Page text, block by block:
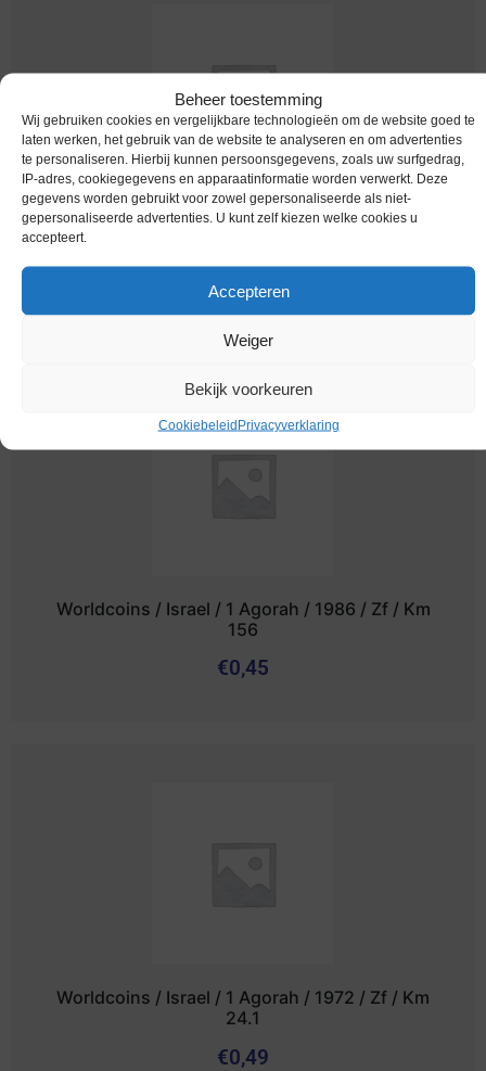
Beheer toestemming
Wij gebruiken cookies en vergelijkbare technologieën om de website goed te
laten werken, het gebruik van de website te analyseren en om advertenties
te personaliseren. Hierbij kunnen persoonsgegevens, zoals uw surfgedrag,
IP-adres, cookiegegevens en apparaatinformatie worden verwerkt. Deze
gegevens worden gebruikt voor zowel gepersonaliseerde als niet-
gepersonaliseerde advertenties. U kunt zelf kiezen welke cookies u
accepteert.
Accepteren
Weiger
Bekijk voorkeuren
CookiebeleidPrivacyverklaring
Worldcoins / Israel / 1 Agorah / 1978 / Zf / Km
Worldcoins / Israel / 1 Agorah / 1986 / Zf / Km
156
€0,45
Worldcoins / Israel / 1 Agorah / 1972 / Zf / Km
24.1
€0,49